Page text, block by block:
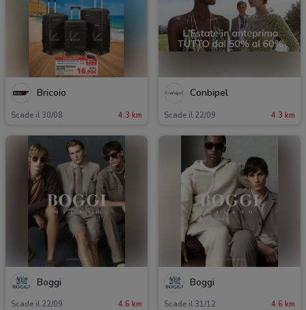
Bricoio
Scade il 30/08 4.3 km
Conbipel
Scade il 22/09 4.3 km
Boggi
Scade il 22/09 4.6 km
Boggi
Scade il 31/12 4.6 km